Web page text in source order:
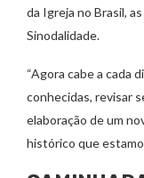
da Igreja no Brasil,
Sinodalidade.
“Agora cabe a cada
conhecidas, revisar
elaboração de um
histórico que